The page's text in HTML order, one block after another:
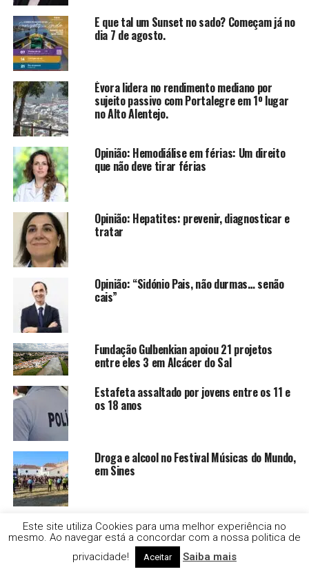
E que tal um Sunset no sado? Começam já no
dia 7 de agosto.
Évora lidera no rendimento mediano por
sujeito passivo com Portalegre em 1º lugar
no Alto Alentejo.
Opinião: Hemodiálise em férias: Um direito
que não deve tirar férias
Opinião: Hepatites: prevenir, diagnosticar e
tratar
Opinião: “Sidónio Pais, não durmas… senão
cais”
Fundação Gulbenkian apoiou 21 projetos
entre eles 3 em Alcácer do Sal
Estafeta assaltado por jovens entre os 11 e
os 18 anos
Droga e alcool no Festival Músicas do Mundo,
em Sines
Moscas no verão: cinco cuidados simples
para evitar que se tornem hóspedes
indesejados
Este site utiliza Cookies para uma melhor experiência no
mesmo. Ao navegar está a concordar com a nossa politica de
privacidade!
Aceitar Saiba mais